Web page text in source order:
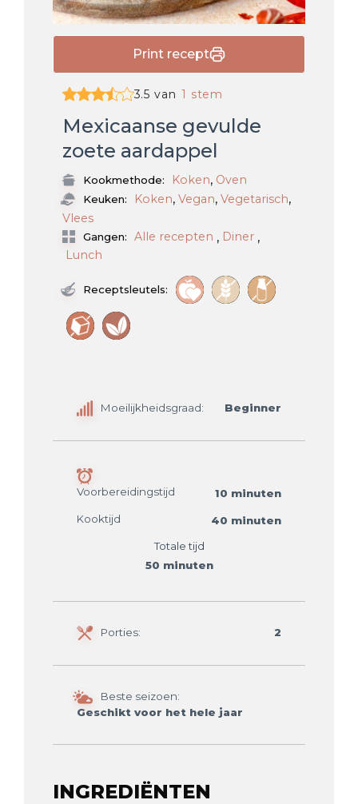
Print recept
3.5 van 1 stem
Mexicaanse gevulde
zoete aardappel
Kookmethode: Koken, Oven
Keuken: Koken, Vegan, Vegetarisch,
Vlees
Gangen: Alle recepten , Diner ,
Lunch
Receptsleutels:
Moeilijkheidsgraad: Beginner
Voorbereidingstijd
10 minuten
Kooktijd
40 minuten
Totale tijd
50 minuten
Porties: 2
Beste seizoen:
Geschikt voor het hele jaar
INGREDIËNTEN